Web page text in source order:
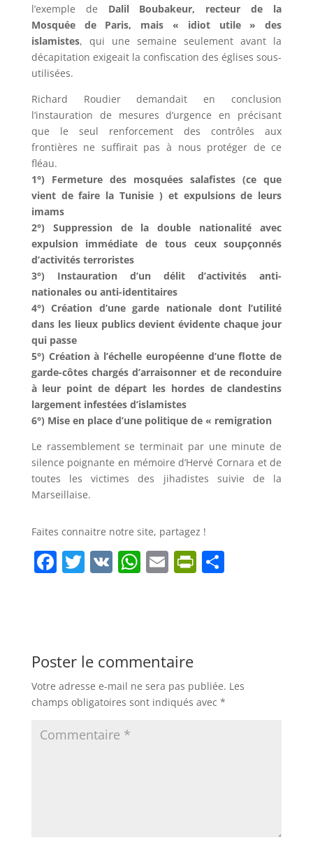
l’exemple de Dalil Boubakeur, recteur de la
Mosquée de Paris, mais « idiot utile » des
islamistes, qui une semaine seulement avant la
décapitation exigeait la confiscation des églises sous-
utilisées.
Richard Roudier demandait en conclusion
l’instauration de mesures d’urgence en précisant
que le seul renforcement des contrôles aux
frontières ne suffirait pas à nous protéger de ce
fléau.
1°) Fermeture des mosquées salafistes (ce que
vient de faire la Tunisie ) et expulsions de leurs
imams
2°) Suppression de la double nationalité avec
expulsion immédiate de tous ceux soupçonnés
d’activités terroristes
3°) Instauration d’un délit d’activités anti-
nationales ou anti-identitaires
4°) Création d’une garde nationale dont l’utilité
dans les lieux publics devient évidente chaque jour
qui passe
5°) Création à l’échelle européenne d’une flotte de
garde-côtes chargés d’arraisonner et de reconduire
à leur point de départ les hordes de clandestins
largement infestées d’islamistes
6°) Mise en place d’une politique de « remigration
Le rassemblement se terminait par une minute de
silence poignante en mémoire d’Hervé Cornara et de
toutes les victimes des jihadistes suivie de la
Marseillaise.
Faites connaitre notre site, partagez !
F
b
o
o
k
T V W
A
p
p
E Pr
dl
P
Poster le commentaire
Votre adresse e-mail ne sera pas publiée. Les
champs obligatoires sont indiqués avec *